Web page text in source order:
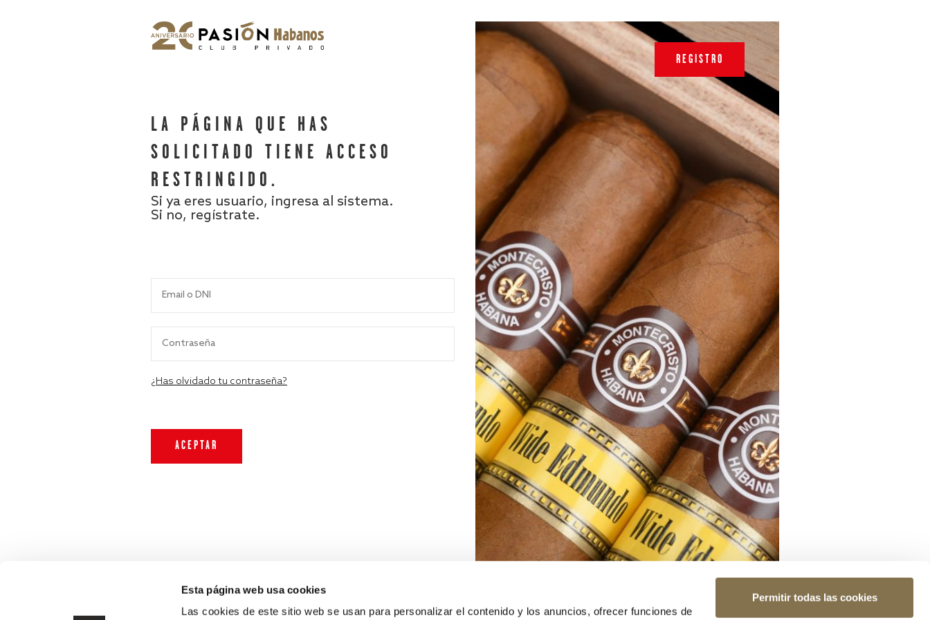
Esta página web usa cookies
Las cookies de este sitio web se usan para personalizar el contenido y los anuncios, ofrecer funciones de
Permitir todas las cookies
LA PÁGINA QUE HAS
SOLICITADO TIENE ACCESO
RESTRINGIDO.
Si ya eres usuario, ingresa al sistema.
Si no, regístrate.
¿Has olvidado tu contraseña?
REGISTRO